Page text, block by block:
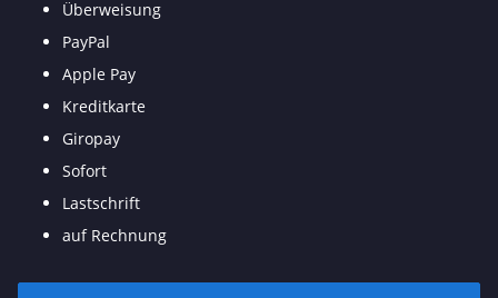
Überweisung
PayPal
Apple Pay
Kreditkarte
Giropay
Sofort
Lastschrift
auf Rechnung